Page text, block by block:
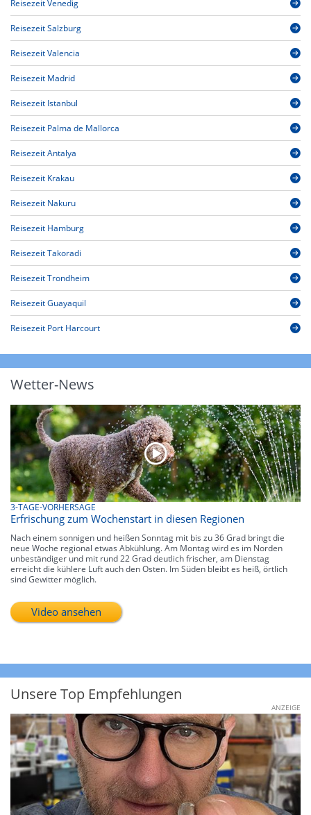
Reisezeit Venedig
Reisezeit Salzburg
Reisezeit Valencia
Reisezeit Madrid
Reisezeit Istanbul
Reisezeit Palma de Mallorca
Reisezeit Antalya
Reisezeit Krakau
Reisezeit Nakuru
Reisezeit Hamburg
Reisezeit Takoradi
Reisezeit Trondheim
Reisezeit Guayaquil
Reisezeit Port Harcourt
Wetter-News
3-TAGE-VORHERSAGE
Erfrischung zum Wochenstart in diesen Regionen
Nach einem sonnigen und heißen Sonntag mit bis zu 36 Grad bringt die
neue Woche regional etwas Abkühlung. Am Montag wird es im Norden
unbeständiger und mit rund 22 Grad deutlich frischer, am Dienstag
erreicht die kühlere Luft auch den Osten. Im Süden bleibt es heiß, örtlich
sind Gewitter möglich.
Video ansehen
Unsere Top Empfehlungen
ANZEIGE